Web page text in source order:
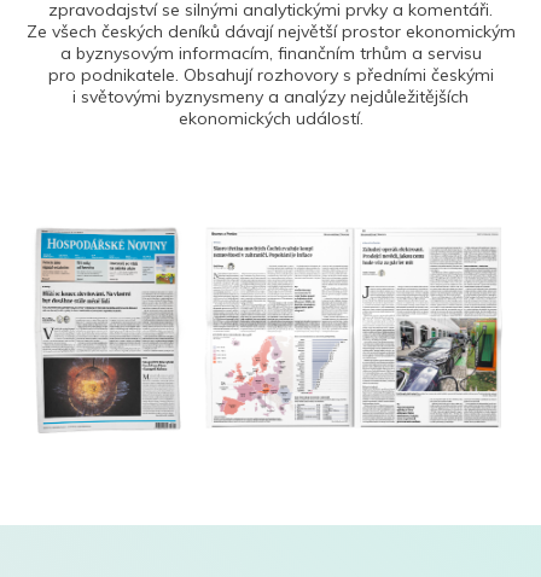
zpravodajství se silnými analytickými prvky a komentáři.
Ze všech českých deníků dávají největší prostor ekonomickým
a byznysovým informacím, finančním trhům a servisu
pro podnikatele. Obsahují rozhovory s předními českými
i světovými byznysmeny a analýzy nejdůležitějších
ekonomických událostí.